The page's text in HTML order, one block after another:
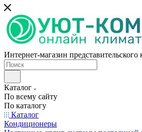
Интернет-магазин представительского
Каталог
По всему сайту
По каталогу
Каталог
Кондиционеры